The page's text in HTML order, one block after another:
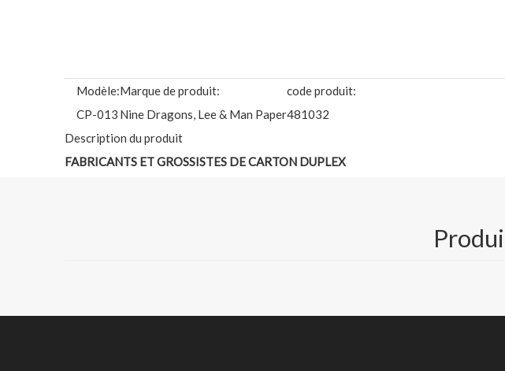
Modèle:
CP-013
Marque de produit:
Nine Dragons, Lee & Man Paper
code produit:
481032
Description du produit
FABRICANTS ET GROSSISTES DE CARTON DUPLEX